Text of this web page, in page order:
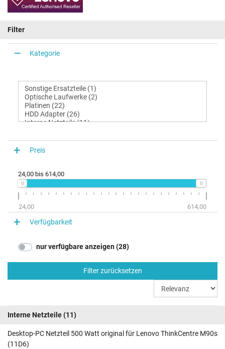
Filter
Kategorie
Preis
24,00 bis 614,00
24,00 614,00
Verfügbarkeit
nur verfügbare anzeigen (28)
Filter zurücksetzen
Interne Netzteile(11)
Desktop-PC Netzteil 500 Watt original für Lenovo ThinkCentre M90s
(11D6)